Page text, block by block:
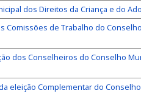
dos Direitos da Criança e do
Comissões de Trabalho do
dos Conselheiros do Conselho
eleição Complementar do